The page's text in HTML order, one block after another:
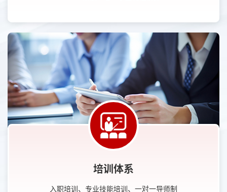
培训体系
入职培训、专业技能培训、一对一导师制